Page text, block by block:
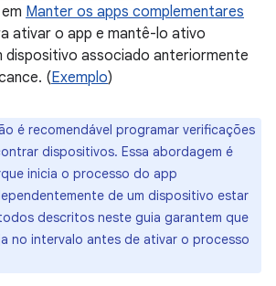
Manter os apps complementares
ativar o app e mantê-lo ativo
dispositivo associado anteriormente
(Exemplo)
é recomendável programar verificações
dispositivos. Essa abordagem é
inicia o processo do app
de um dispositivo estar
descritos neste guia garantem que
no intervalo antes de ativar o processo